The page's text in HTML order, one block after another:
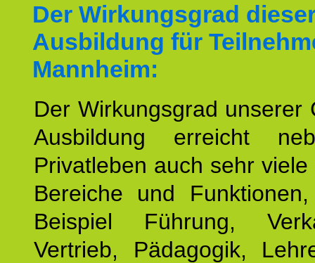
Der Wirkungsgrad
Ausbildung für
Mannheim:
Der Wirkungsgrad unserer
Ausbildung erreicht
Privatleben auch sehr
Bereiche und
Beispiel Führung,
Vertrieb, Pädagogik,